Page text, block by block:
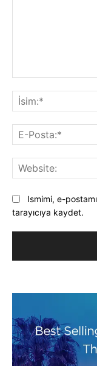
Ismimi, e-
tarayıcıya kaydet.